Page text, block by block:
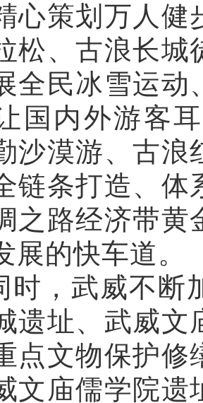
心策划万人健
松、古浪长
全民冰雪运动
国内外游客
沙漠游、古浪
链条打造、体
之路经济带黄
展的快车道。
时，武威不断
遗址、武威
点文物保护修
文庙儒学院遗